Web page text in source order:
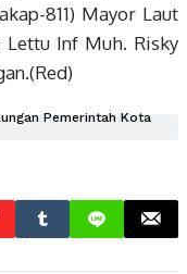
811) Mayor Laut
Lettu Inf Muh. Risky
Pemerintah Kota